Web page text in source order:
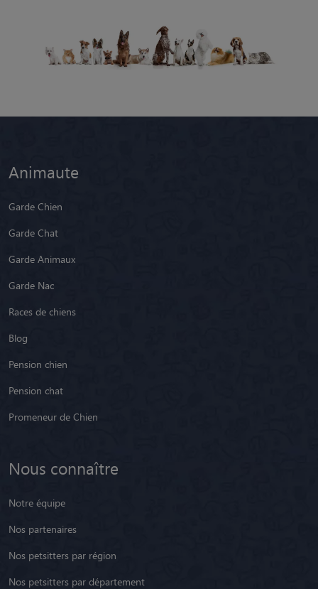
Animaute
Garde Chien
Garde Chat
Garde Animaux
Garde Nac
Races de chiens
Blog
Pension chien
Pension chat
Promeneur de Chien
Nous connaître
Notre équipe
Nos partenaires
Nos petsitters par région
Nos petsitters par département